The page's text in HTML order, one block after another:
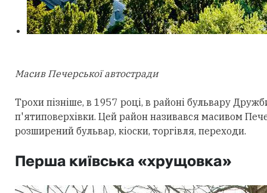
Масив Печерської автостради​
Трохи пізніше, в 1957 році, в районі бульвару
п'ятиповерхівки. Цей район називався масивом
розширений бульвар, кіоски, торгівля, переходи.
Перша київська «хрущовка»